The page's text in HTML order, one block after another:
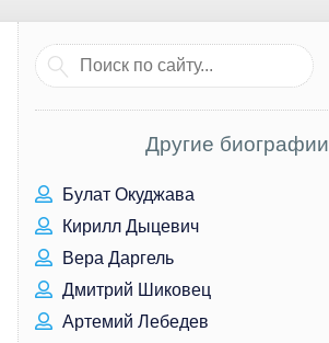
Другие биографии
Булат Окуджава
Кирилл Дыцевич
Вера Даргель
Дмитрий Шиковец
Артемий Лебедев